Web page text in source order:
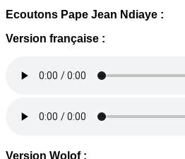
Ecoutons Pape Jean Ndiaye :
Version française :
Version Wolof :